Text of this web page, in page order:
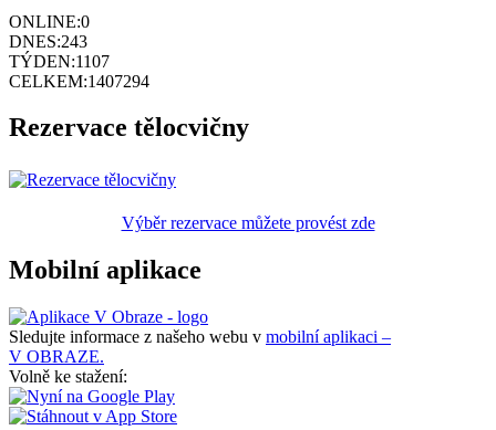
ONLINE:0
DNES:243
TÝDEN:1107
CELKEM:1407294
Rezervace tělocvičny
Výběr rezervace můžete provést zde
Mobilní aplikace
Sledujte informace z našeho webu v mobilní aplikaci –
V OBRAZE.
Volně ke stažení: